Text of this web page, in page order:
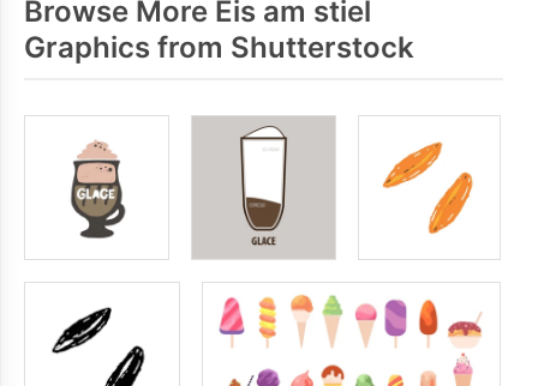
Browse More Eis am stiel
Graphics from Shutterstock